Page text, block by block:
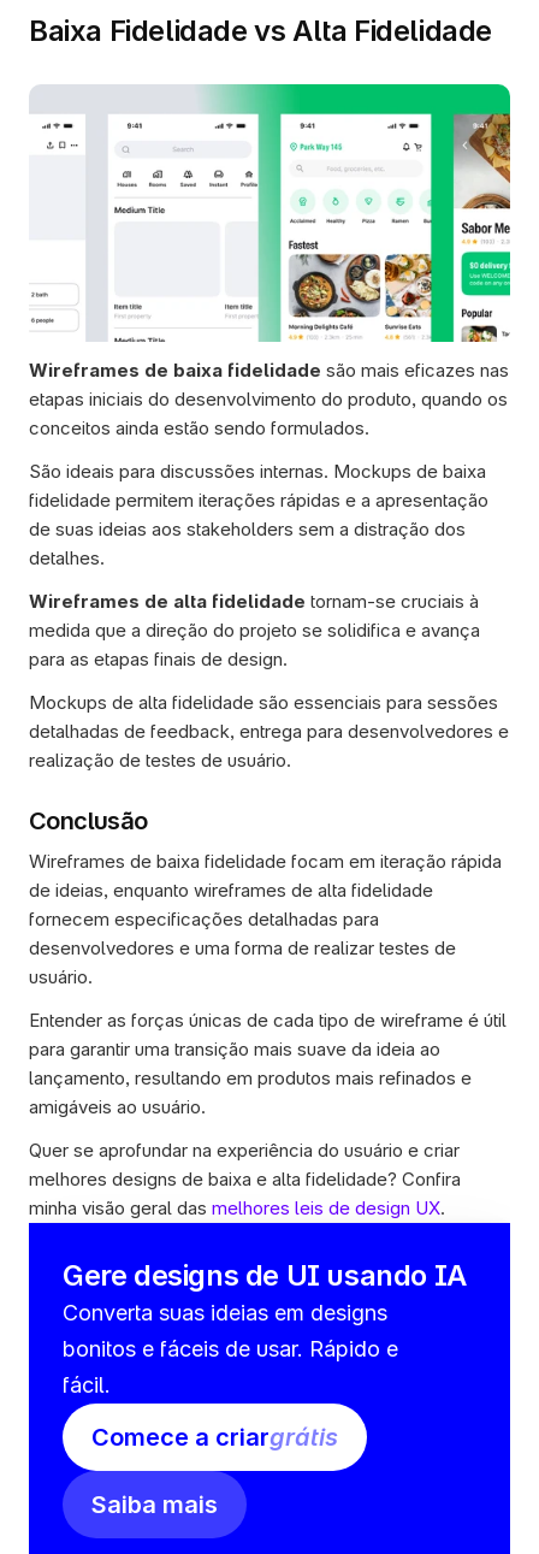
Baixa Fidelidade vs Alta Fidelidade
Wireframes de baixa fidelidade são mais eficazes nas
etapas iniciais do desenvolvimento do produto, quando os
conceitos ainda estão sendo formulados.
São ideais para discussões internas. Mockups de baixa
fidelidade permitem iterações rápidas e a apresentação
de suas ideias aos stakeholders sem a distração dos
detalhes.
Wireframes de alta fidelidade tornam-se cruciais à
medida que a direção do projeto se solidifica e avança
para as etapas finais de design.
Mockups de alta fidelidade são essenciais para sessões
detalhadas de feedback, entrega para desenvolvedores e
realização de testes de usuário.
Conclusão
Wireframes de baixa fidelidade focam em iteração rápida
de ideias, enquanto wireframes de alta fidelidade
fornecem especificações detalhadas para
desenvolvedores e uma forma de realizar testes de
usuário.
Entender as forças únicas de cada tipo de wireframe é útil
para garantir uma transição mais suave da ideia ao
lançamento, resultando em produtos mais refinados e
amigáveis ao usuário.
Quer se aprofundar na experiência do usuário e criar
melhores designs de baixa e alta fidelidade? Confira
minha visão geral das melhores leis de design UX.
Gere designs de UI usando IA
Converta suas ideias em designs
bonitos e fáceis de usar. Rápido e
fácil.
Comece a criargrátis
Saiba mais